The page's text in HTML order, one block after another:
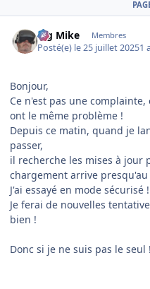
Big Mike Membres
Posté(e) le 25 juillet 20251 a
Bonjour,
Ce n'est pas une
ont le même problème !
Depuis ce matin, quand je
passer,
il recherche les mises à jour
chargement arrive
J'ai essayé en mode sécurisé
Je ferai de nouvelles
bien !
Donc si je ne suis pas le seul